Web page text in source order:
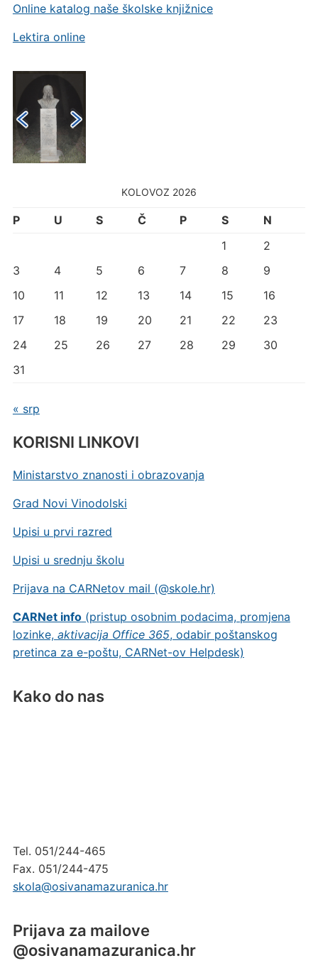
Online katalog naše školske knjižnice
Lektira online
KOLOVOZ 2026
P U S Č P S
N
1
2
3
4 5 6 7 8
9
10
11 12 13 14 15
16
17
18 19 20 21 22
23
24
25 26 27 28 29
30
31
« srp
KORISNI LINKOVI
Ministarstvo znanosti i obrazovanja
Grad Novi Vinodolski
Upisi u prvi razred
Upisi u srednju školu
Prijava na CARNetov mail (@skole.hr)
CARNet info(pristup osobnim podacima, promjena
lozinke, aktivacija Office 365, odabir poštanskog
pretinca za e-poštu, CARNet-ov Helpdesk)
Kako do nas
Tel. 051/244-465
Fax. 051/244-475
skola@osivanamazuranica.hr
Prijava za mailove
@osivanamazuranica.hr